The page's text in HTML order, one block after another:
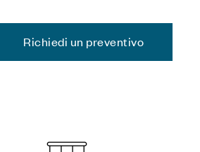
Richiedi un preventivo